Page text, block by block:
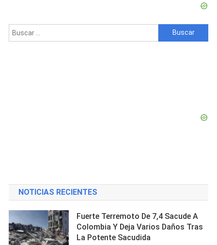
Buscar:
NOTICIAS RECIENTES
Fuerte Terremoto De 7,4 Sacude A
Colombia Y Deja Varios Daños Tras
La Potente Sacudida